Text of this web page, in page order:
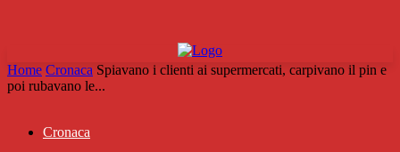
Home Cronaca Spiavano i clienti ai supermercati, carpivano il pin e
poi rubavano le...
Cronaca